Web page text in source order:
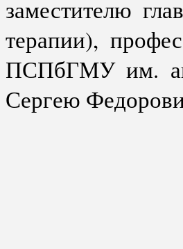
заместителю
терапии),
ПСПбГМУ им.
Сергею